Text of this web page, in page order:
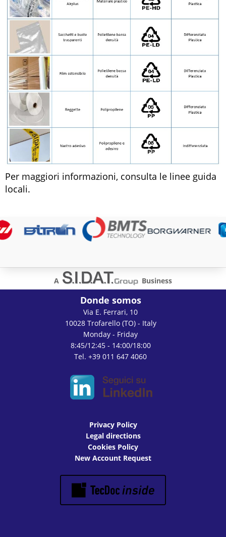
Per maggiori informazioni, consulta le linee guida
locali.
A Business
Donde somos
Via E. Ferrari, 10
10028 Trofarello (TO) - Italy
Monday - Friday
8:45/12:45 - 14:00/18:00
Tel. +39 011 647 4060
Privacy Policy
Legal directions
Cookies Policy
New Account Request